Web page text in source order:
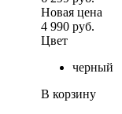
Новая цена
4 990 руб.
Цвет
черный
В корзину